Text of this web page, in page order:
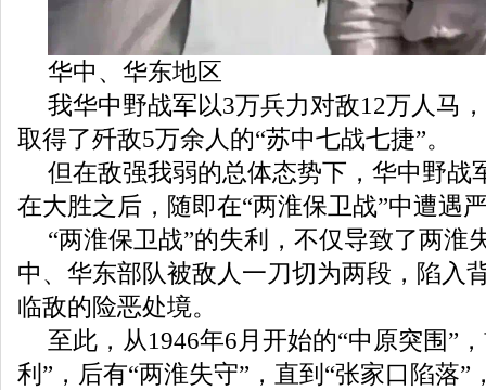
华中、华东地区
我华中野战军以3万兵力对敌12万人马
取得了歼敌5万余人的“苏中七战七捷”。
但在敌强我弱的总体态势下，华中野战
在大胜之后，随即在“两淮保卫战”中遭遇
“两淮保卫战”的失利，不仅导致了两淮
中、华东部队被敌人一刀切为两段，陷入
临敌的险恶处境。
至此，从1946年6月开始的“中原突围”
利”，后有“两淮失守”，直到“张家口陷落”